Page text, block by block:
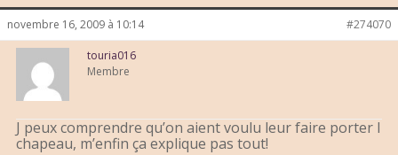
novembre 16, 2009 à 10:14 #274070
touria016
Membre
J peux comprendre qu’on aient voulu leur faire porter l
chapeau, m’enfin ça explique pas tout!